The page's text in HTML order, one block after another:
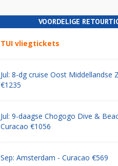
VOORDELIGE
TUI vliegtickets
Jul: 8-dg cruise Oost Middellandse
€1235
Jul: 9-daagse Chogogo Dive &
Curacao €1056
Sep: Amsterdam - Curacao €569